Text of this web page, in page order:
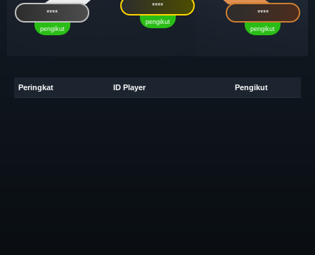
****
pengikut
****
pengikut
****
pengikut
Peringkat ID Player Pengikut